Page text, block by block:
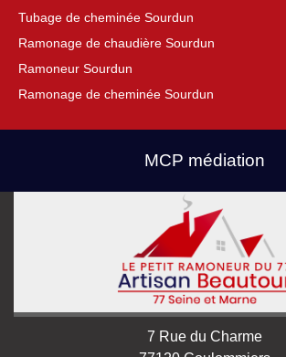
Tubage de cheminée Sourdun
Ramonage de chaudière Sourdun
Ramoneur Sourdun
Ramonage de cheminée Sourdun
MCP médiation
7 Rue du Charme